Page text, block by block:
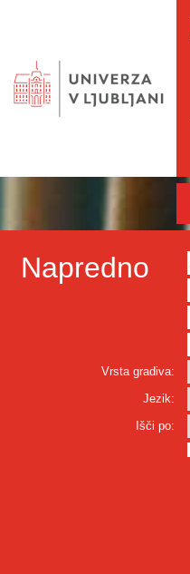
Napredno
Vrsta gradiva:
Jezik:
Išči po: